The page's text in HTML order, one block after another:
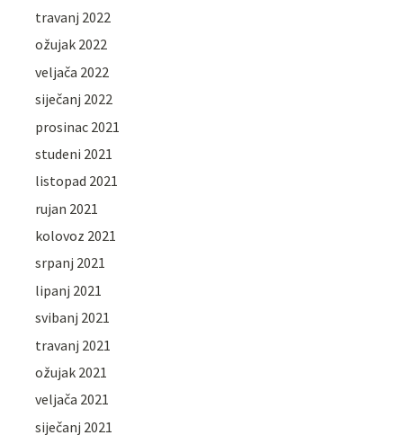
travanj 2022
ožujak 2022
veljača 2022
siječanj 2022
prosinac 2021
studeni 2021
listopad 2021
rujan 2021
kolovoz 2021
srpanj 2021
lipanj 2021
svibanj 2021
travanj 2021
ožujak 2021
veljača 2021
siječanj 2021